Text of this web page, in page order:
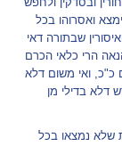
ואסרוהו בכל
שבתורה דאי
הרי כלאי הכרם
כ"כ, ואי משום דלא
דלא בדילי מן
שלא נמצאו בכל